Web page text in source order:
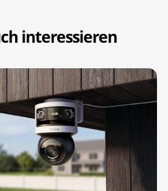
interessieren